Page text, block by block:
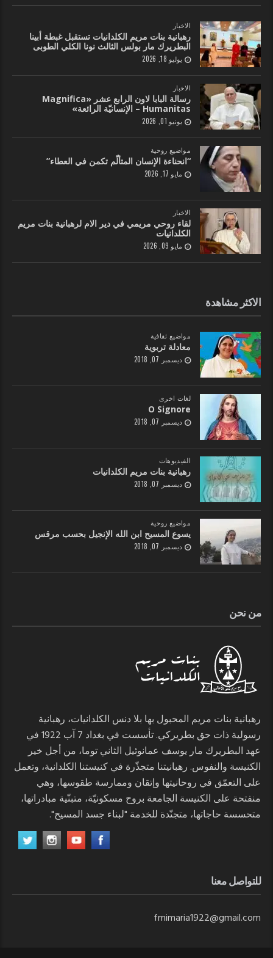
الاخبار
رهبانية بنات مريم الكلدانيات تستقبل غبطة أبينا
البطريرك مار بولس الثالث نونا الكلي الطوبى
يوليو 18, 2026
الاخبار
رسالة البابا لاون الرابع عشر «Magnifica
Humanitas – الإنسانيّة الرائعة»
يونيو 01, 2026
مواضيع روحية
“انحناءة الإنسان المتألّم تكمن في العطاء”
مايو 17, 2026
الاخبار
لقاء روحي مريمي في دير الام لرهبانية بنات مريم
الكلدانيات
مايو 09, 2026
الاكثر مشاهدة
مواضيع ثقافية
معادلة تربوية
ديسمبر 07, 2018
لغات اخرى
O Signore
ديسمبر 07, 2018
الفيديوهات
رهبانية بنات مريم الكلدانيات
ديسمبر 07, 2018
مواضيع روحية
يسوع المسيح ابن الله الإنجيل بحسب مرقس
ديسمبر 07, 2018
من نحن
رهبانية بنات مريم المحبول بها بلا دنس الكلدانيات، رهبانية
رسولية ذات حق بطريركي. تأسست في بغداد 7 آب 1922 في
عهد البطريرك مار يوسف عمانوئيل الثاني توما، من أجل خير
الكنيسة والنفوس. رهبانيتنا متجذّرة في كنيستنا الكلدانية، وتعمل
على التعمّق في روحانيتها وإتقان وممارسة طقوسها، وهي
منفتحة على الكنيسة الجامعة بروح مسكونيّة، متبنّية مبادراتها،
متحسسة حاجاتها، متجنّدة للخدمة "لبناء جسد المسيح".
للتواصل معنا
fmimaria1922@gmail.com